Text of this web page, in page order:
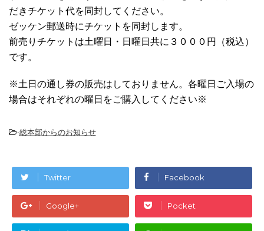
だきチケット代を同封してください。
ゼッケン郵送時にチケットを同封します。
前売りチケットは土曜日・日曜日共に３０００円（税込）
です。
※土日の通し券の販売はしておりません。各曜日ご入場の
場合はそれぞれの曜日をご購入してください※
-総本部からのお知らせ
Twitter Facebook
Google+ Pocket